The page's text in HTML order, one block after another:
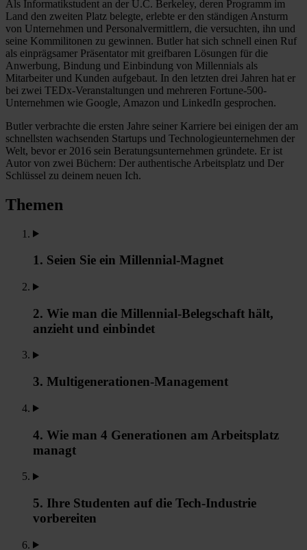
Als Informatikstudent an der U.C. Berkeley, deren Programm im
Land den zweiten Platz belegte, erlebte er den ständigen Ansturm
von Unternehmen und Personalvermittlern, die versuchten, ihn und
seine Kommilitonen zu gewinnen. Butler hat sich schnell einen Ruf
als einprägsamer Präsentator mit greifbaren Lösungen für die
Anwerbung, Bindung und Einbindung von Millennials als
Mitarbeiter und Kunden aufgebaut. In den letzten drei Jahren hat er
bei zwei TEDx-Veranstaltungen und mehreren Fortune-500-
Unternehmen wie Google, Amazon und LinkedIn gesprochen.
Butler verbrachte die ersten Jahre seiner Karriere bei einigen der am
schnellsten wachsenden Startups und Technologieunternehmen der
Welt, bevor er 2016 sein Beratungsunternehmen gründete. Er ist
Autor von zwei Büchern: Der authentische Arbeitsplatz und Der
Schlüssel zu deinem neuen Ich.
Themen
1. Seien Sie ein Millennial-Magnet
2. Wie man die Millennial-Belegschaft hält,
anzieht und einbindet
3. Multigenerationen-Management
4. Wie man 4 Generationen am Arbeitsplatz
managt
5. Ihre Studenten auf die Tech-Industrie
vorbereiten